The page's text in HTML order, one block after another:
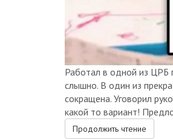
Работал в одной из ЦРБ
слышно. В один из
сокращена. Уговорил
какой то вариант!
Продолжить чтение